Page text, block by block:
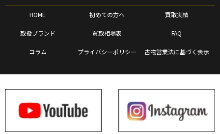
HOME 初めての方へ 買取実績
取扱ブランド 買取相場表 FAQ
コラム プライバシーポリシー 古物営業法に基づく表示